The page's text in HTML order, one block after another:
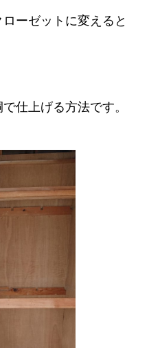
ーゼットに変えると
仕上げる方法です。